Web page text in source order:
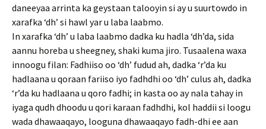
daneeyaa arrinta ka geystaan talooyin si ay u suurtowdo in
xarafka ‘dh’ si hawl yar u laba laabmo.
In xarafka ‘dh’ u laba laabmo dadka ku hadla ‘dh’da, sida
aannu horeba u sheegney, shaki kuma jiro. Tusaalena waxa
innoogu filan: Fadhiiso oo ‘dh’ fudud ah, dadka ‘r’da ku
hadlaana u qoraan fariiso iyo fadhdhi oo ‘dh’ culus ah, dadka
‘r’da ku hadlaana u qoro fadhi; in kasta oo ay nala tahay in
iyaga qudh dhoodu u qori karaan fadhdhi, kol haddii si loogu
wada dhawaaqayo, looguna dhawaaqayo fadh-dhi ee aan